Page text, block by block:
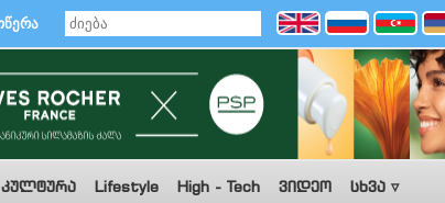
კულტურა Lifestyle High - Tech ვიდეო სხვა ▿